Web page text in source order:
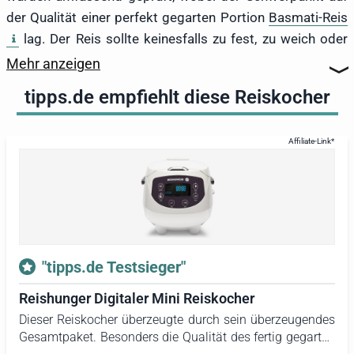
der Qualität einer perfekt gegarten Portion Basmati-Reis
lag. Der Reis sollte keinesfalls zu fest, zu weich oder
gar matschig sein. Weitere wichtige Kriterien umfassten
intuitive Bedienung sowie die technischen Merkmale wie
die Eigenschaften und Testergebnisse der einzelnen
Geräte detailliert dargestellt. Zudem sind zwei
Werbeplatzierungen im Test und Vergleich enthalten,
sodass über insgesamt 14 Reiskocher informiert wird.
Reiskocher Mini von Reishunger
der mit seinem herausragenden Gesamtpaket
überzeugte. Unter den kompakten Modellen stach der
WMF Küchenminis Reiskocher hervor. Der beste
Multikocher im Test war derKrups Cook4Me Touch . Der
YumAsia Panda Reiskocher überzeugte durch das
Mehr anzeigen
tipps.de empfiehlt diese Reiskocher
"tipps.de Testsieger"
Reishunger Digitaler Mini Reiskocher
Dieser Reiskocher überzeugte durch sein überzeugendes
Gesamtpaket. Besonders die Qualität des fertig gegarten